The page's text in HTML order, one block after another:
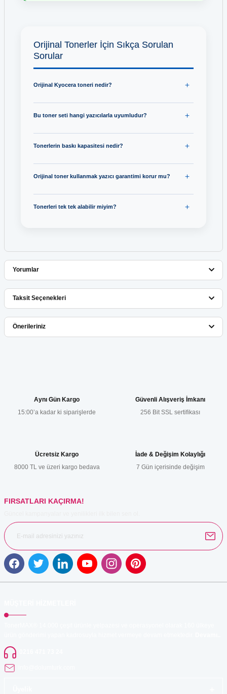
Orijinal Tonerler İçin Sıkça Sorulan
Sorular
Orijinal Kyocera toneri nedir?
Bu toner seti hangi yazıcılarla uyumludur?
Tonerlerin baskı kapasitesi nedir?
Orijinal toner kullanmak yazıcı garantimi korur mu?
Tonerleri tek tek alabilir miyim?
Yorumlar
Bu ürüne ilk yorumu siz yapın!
Taksit Seçenekleri
Önerileriniz
Ürün resmi kalitesiz, bozuk veya görüntülenemiyor.
Ürün fiyatı diğer sitelerden daha pahalı.
Aynı Gün Kargo
15:00’a kadar ki siparişlerde
Güvenli Alışveriş İmkanı
256 Bit SSL sertifikası
Ücretsiz Kargo
8000 TL ve üzeri kargo bedava
İade & Değişim Kolaylığı
7 Gün içerisinde değişim
FIRSATLARI KAÇIRMA!